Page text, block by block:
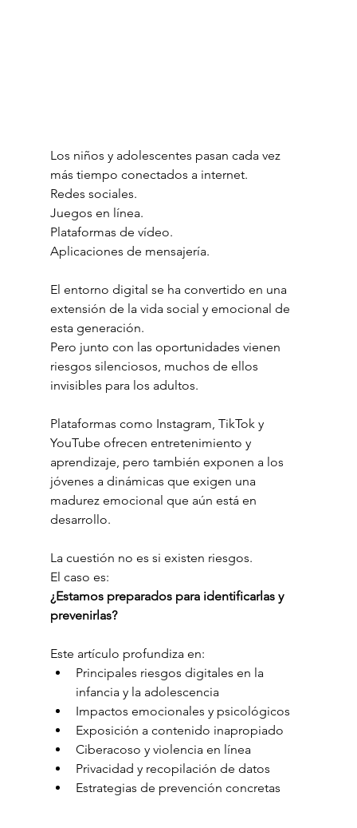
Los niños y adolescentes pasan cada vez
más tiempo conectados a internet.
Redes sociales.
Juegos en línea.
Plataformas de vídeo.
Aplicaciones de mensajería.
El entorno digital se ha convertido en una
extensión de la vida social y emocional de
esta generación.
Pero junto con las oportunidades vienen
riesgos silenciosos, muchos de ellos
invisibles para los adultos.
Plataformas como Instagram, TikTok y
YouTube ofrecen entretenimiento y
aprendizaje, pero también exponen a los
jóvenes a dinámicas que exigen una
madurez emocional que aún está en
desarrollo.
La cuestión no es si existen riesgos.
El caso es:
¿Estamos preparados para identificarlas y
prevenirlas?
Este artículo profundiza en:
Principales riesgos digitales en la
infancia y la adolescencia
Impactos emocionales y psicológicos
Exposición a contenido inapropiado
Ciberacoso y violencia en línea
Privacidad y recopilación de datos
Estrategias de prevención concretas